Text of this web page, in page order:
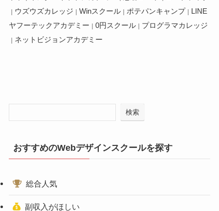
｜ ウズウズカレッジ ｜ Winスクール｜ ポテパンキャンプ｜
LINE
ヤフーテックアカデミー ｜ 0円スクール｜ プログラマカレッジ
｜ ネットビジョンアカデミー
検索
おすすめのWebデザインスクールを探す
総合人気
副収入がほしい